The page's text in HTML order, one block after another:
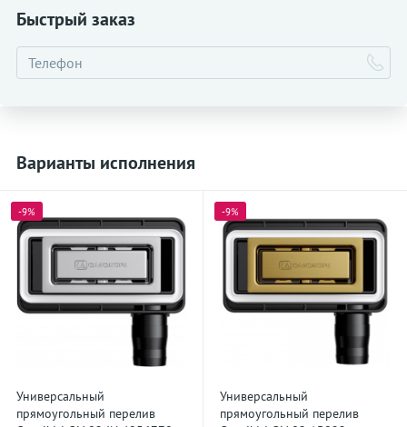
Быстрый заказ
Варианты исполнения
-9%
Универсальный
прямоугольный перелив
-9%
Универсальный
прямоугольный перелив